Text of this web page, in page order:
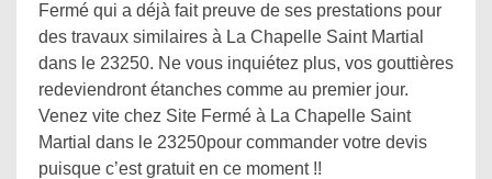
Fermé qui a déjà fait preuve de ses prestations pour
des travaux similaires à La Chapelle Saint Martial
dans le 23250. Ne vous inquiétez plus, vos gouttières
redeviendront étanches comme au premier jour.
Venez vite chez Site Fermé à La Chapelle Saint
Martial dans le 23250pour commander votre devis
puisque c’est gratuit en ce moment !!